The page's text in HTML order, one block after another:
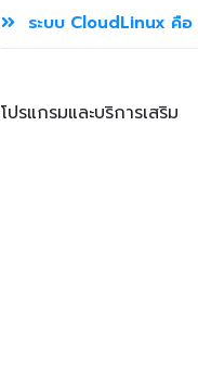
ระบบ CloudLinux คือ
โปรแกรมและบริการเสริม